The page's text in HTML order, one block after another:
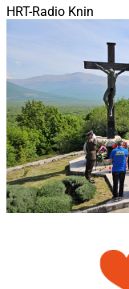
HRT-Radio Knin